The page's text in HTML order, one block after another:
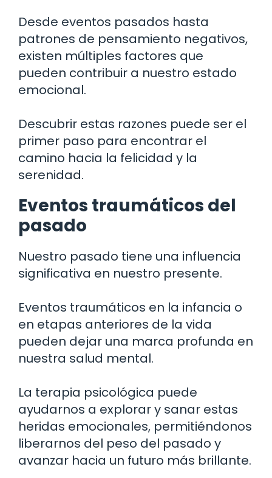
Desde eventos pasados hasta
patrones de pensamiento negativos,
existen múltiples factores que
pueden contribuir a nuestro estado
emocional.
Descubrir estas razones puede ser el
primer paso para encontrar el
camino hacia la felicidad y la
serenidad.
Eventos traumáticos del
pasado
Nuestro pasado tiene una influencia
significativa en nuestro presente.
Eventos traumáticos en la infancia o
en etapas anteriores de la vida
pueden dejar una marca profunda en
nuestra salud mental.
La terapia psicológica puede
ayudarnos a explorar y sanar estas
heridas emocionales, permitiéndonos
liberarnos del peso del pasado y
avanzar hacia un futuro más brillante.